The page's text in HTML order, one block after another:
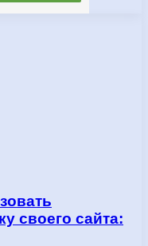
своего сайта: